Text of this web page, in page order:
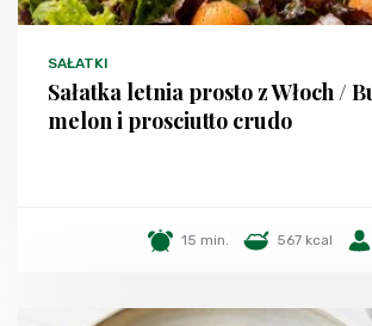
SAŁATKI
Sałatka letnia prosto z Włoch /
melon i prosciutto crudo
15 min. 567 kcal